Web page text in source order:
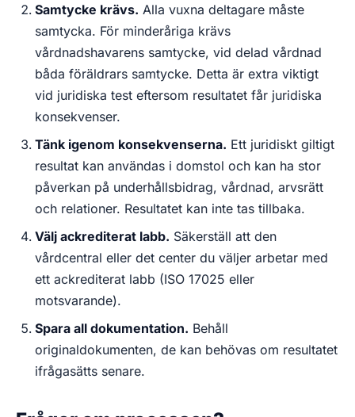
Samtycke krävs. Alla vuxna deltagare måste
samtycka. För minderåriga krävs
vårdnadshavarens samtycke, vid delad vårdnad
båda föräldrars samtycke. Detta är extra viktigt
vid juridiska test eftersom resultatet får juridiska
konsekvenser.
Tänk igenom konsekvenserna. Ett juridiskt giltigt
resultat kan användas i domstol och kan ha stor
påverkan på underhållsbidrag, vårdnad, arvsrätt
och relationer. Resultatet kan inte tas tillbaka.
Välj ackrediterat labb. Säkerställ att den
vårdcentral eller det center du väljer arbetar med
ett ackrediterat labb (ISO 17025 eller
motsvarande).
Spara all dokumentation. Behåll
originaldokumenten, de kan behövas om resultatet
ifrågasätts senare.